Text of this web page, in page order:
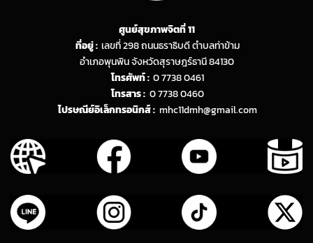
ศูนย์สุขภาพจิตที่ 11
ที่อยู่ : เลขที่ 298 ถนนธราธิบดี ตำบลท่าข้าม
อำเภอพุนพิน จังหวัดสุราษฎร์ธานี 84130
โทรศัพท์ : 0 7738 0461
โทรสาร : 0 7738 0460
ไปรษณีย์อิเล็กทรอนิกส์ : mhc11dmh@gmail.com